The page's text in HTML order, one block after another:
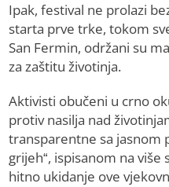
Ipak, festival ne prolazi
starta prve trke, tokom
San Fermin, održani su
za zaštitu životinja.
Aktivisti obučeni u crno
protiv nasilja nad
transparentne sa jasnom
grijeh“, ispisanom na više
hitno ukidanje ove